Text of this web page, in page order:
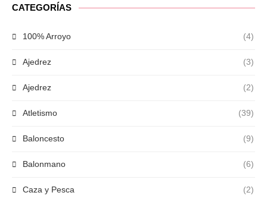
CATEGORÍAS
100% Arroyo (4)
Ajedrez (3)
Ajedrez (2)
Atletismo (39)
Baloncesto (9)
Balonmano (6)
Caza y Pesca (2)